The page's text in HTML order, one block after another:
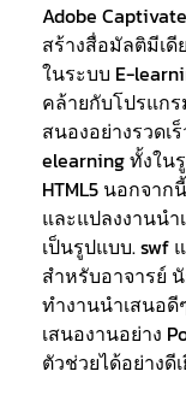
Adobe
สร้างสื่อมัลติมีเ
ในระบบ E-
คล้ายกับโปรแกร
สนองอย่างรวดเ
elearning ทั้งใน
HTML5 นอกจาก
และแปลงงานนำ
เป็นรูปแบบ. swf
สำหรับอาจารย์
ทำงานนำเสนอ
เสนองานอย่าง
ตัวช่วยได้อย่างดี